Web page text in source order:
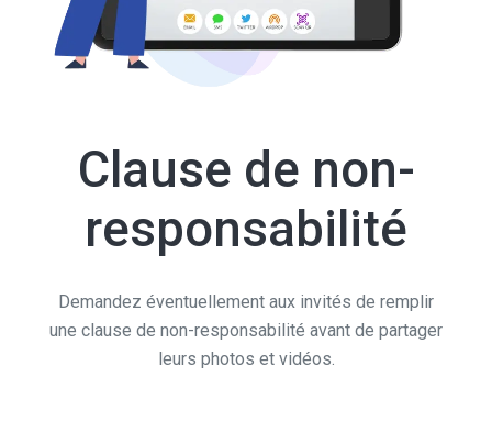
Clause de non-
responsabilité
Demandez éventuellement aux invités de remplir
une clause de non-responsabilité avant de partager
leurs photos et vidéos.